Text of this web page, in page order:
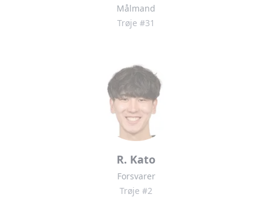
Målmand
Trøje #31
R. Kato
Forsvarer
Trøje #2